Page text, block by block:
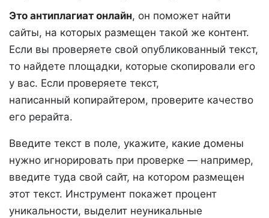
Это антиплагиат онлайн, он поможет найти
сайты, на которых размещен такой же контент.
Если вы проверяете свой опубликованный текст,
то найдете площадки, которые скопировали его
у вас. Если проверяете текст,
написанный копирайтером, проверите качество
его рерайта.
Введите текст в поле, укажите, какие домены
нужно игнорировать при проверке — например,
введите туда свой сайт, на котором размещен
этот текст. Инструмент покажет процент
уникальности, выделит неуникальные